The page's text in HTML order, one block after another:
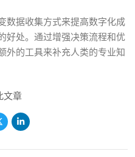
数据收集方式来提高数字化成
好处。通过增强决策流程和优
外的工具来补充人类的专业知
文章